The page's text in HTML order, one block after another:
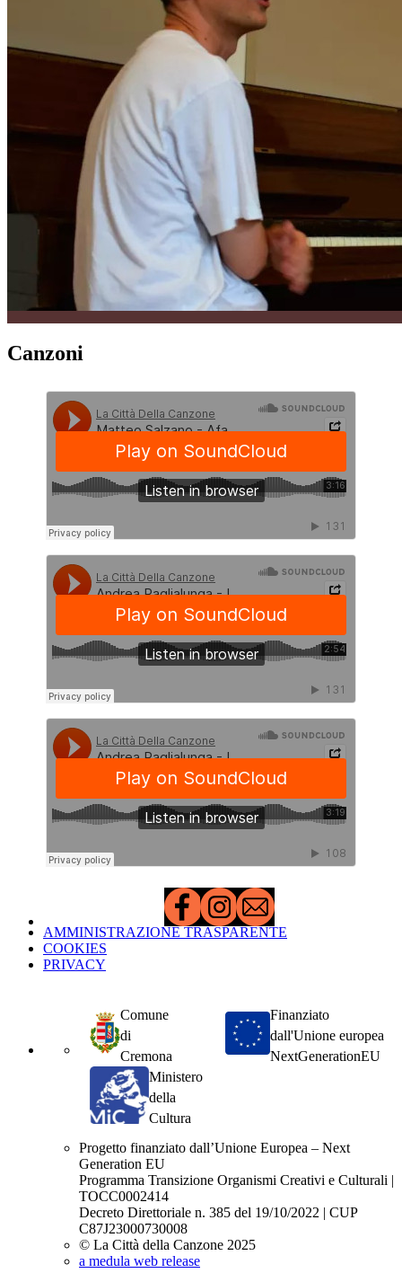
Canzoni
AMMINISTRAZIONE TRASPARENTE
COOKIES
PRIVACY
Comune
di
Cremona
Finanziato
dall'Unione europea
NextGenerationEU
Ministero
della
Cultura
Progetto finanziato dall’Unione Europea – Next
Generation EU
Programma Transizione Organismi Creativi e Culturali |
TOCC0002414
Decreto Direttoriale n. 385 del 19/10/2022 | CUP
C87J23000730008
© La Città della Canzone 2025
a medula web release